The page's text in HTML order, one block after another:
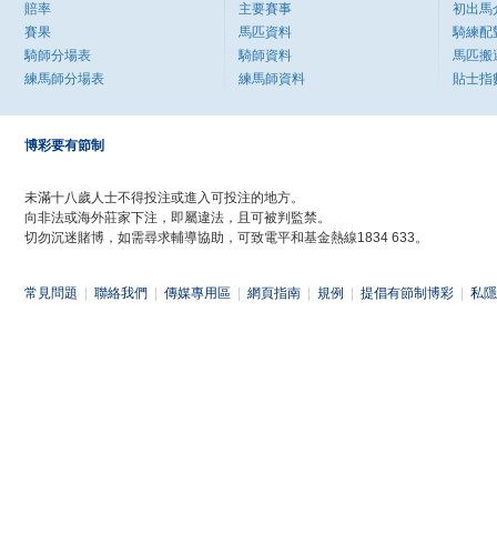
賠率
賽果
騎師分場表
練馬師分場表
主要賽事
馬匹資料
騎師資料
練馬師資料
初出馬
騎練配
馬匹搬
貼士指
博彩要有節制
未滿十八歲人士不得投注或進入可投注的地方。
向非法或海外莊家下注，即屬違法，且可被判監禁。
切勿沉迷賭博，如需尋求輔導協助，可致電平和基金熱線1834 633。
常見問題 聯絡我們 傳媒專用區 網頁指南 規例 提倡有節制博彩 私